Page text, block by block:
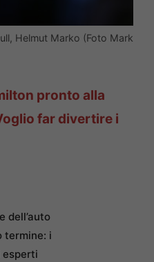
Helmut Marko (Foto Mark
pronto alla
far divertire i
dell’auto
termine: i
esperti